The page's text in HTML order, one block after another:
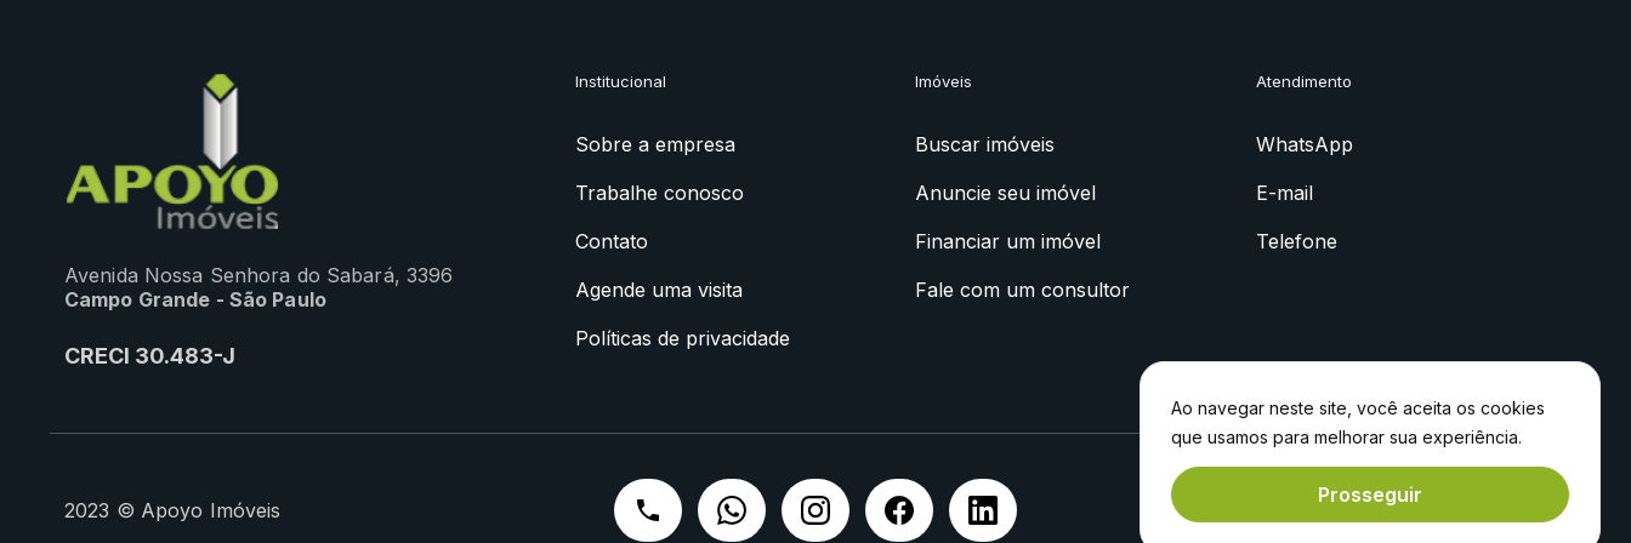
Avenida Nossa Senhora do Sabará, 3396
Campo Grande - São Paulo
CRECI 30.483-J
Institucional
Sobre a empresa
Trabalhe conosco
Contato
Agende uma visita
Políticas de privacidade
Imóveis
Buscar imóveis
Anuncie seu imóvel
Financiar um imóvel
Fale com um consultor
Atendimento
WhatsApp
E-mail
Telefone
2023 © Apoyo Imóveis Feito com por Experiment®
Ao navegar neste site, você aceita os cookies
que usamos para melhorar sua experiência.
Prosseguir